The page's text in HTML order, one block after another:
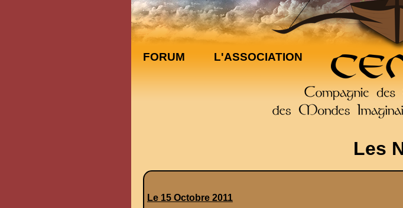
FORUM L'ASSOCIATION
Les
Le 15 Octobre 2011